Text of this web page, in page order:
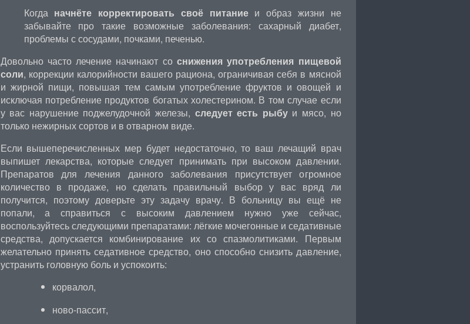
Когда начнёте корректировать своё питаниеи образ жизни не
забывайте про такие возможные заболевания: сахарный диабет,
проблемы с сосудами, почками, печенью.
Довольно часто лечение начинают со снижения употребления пищевой
соли, коррекции калорийности вашего рациона, ограничивая себя в мясной
и жирной пищи, повышая тем самым употребление фруктов и овощей и
исключая потребление продуктов богатых холестерином. В том случае если
у вас нарушение поджелудочной железы, следует есть рыбуи мясо, но
только нежирных сортов и в отварном виде.
Если вышеперечисленных мер будет недостаточно, то ваш лечащий врач
выпишет лекарства, которые следует принимать при высоком давлении.
Препаратов для лечения данного заболевания присутствует огромное
количество в продаже, но сделать правильный выбор у вас вряд ли
получится, поэтому доверьте эту задачу врачу. В больницу вы ещё не
попали, а справиться с высоким давлением нужно уже сейчас,
воспользуйтесь следующими препаратами: лёгкие мочегонные и седативные
средства, допускается комбинирование их со спазмолитиками. Первым
желательно принять седативное средство, оно способно снизить давление,
устранить головную боль и успокоить:
корвалол,
ново-пассит,